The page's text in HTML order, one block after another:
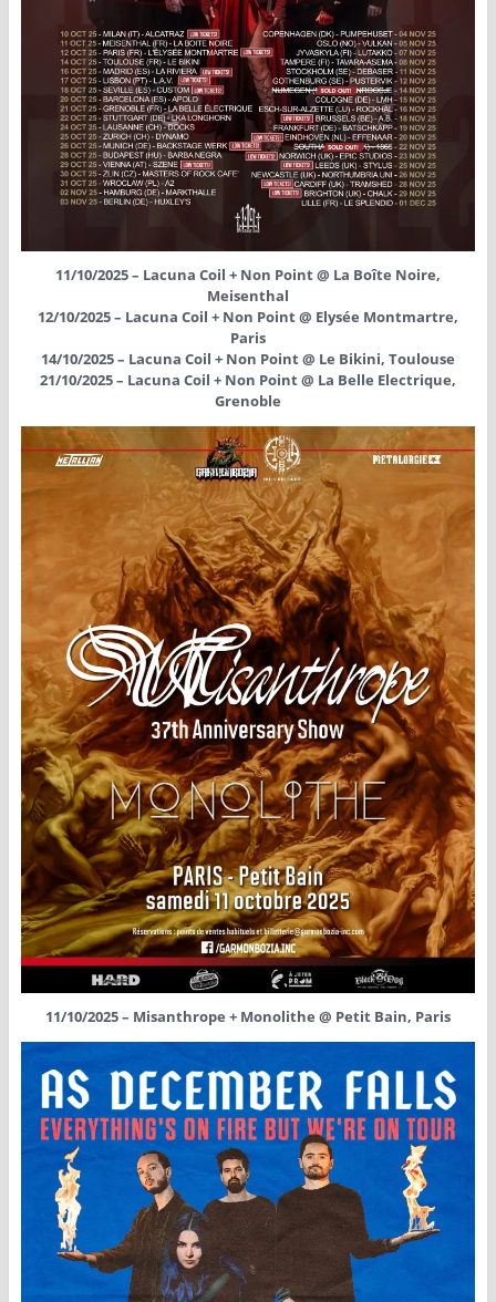
11/10/2025 – Lacuna Coil + Non Point @ La Boîte Noire,
Meisenthal
12/10/2025 – Lacuna Coil + Non Point @ Elysée Montmartre,
Paris
14/10/2025 – Lacuna Coil + Non Point @ Le Bikini, Toulouse
21/10/2025 – Lacuna Coil + Non Point @ La Belle Electrique,
Grenoble
11/10/2025 – Misanthrope + Monolithe @ Petit Bain, Paris